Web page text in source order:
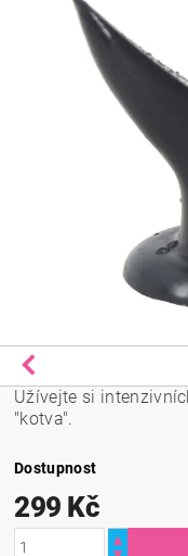
Užívejte si
"kotva".
Dostupnost
299 Kč